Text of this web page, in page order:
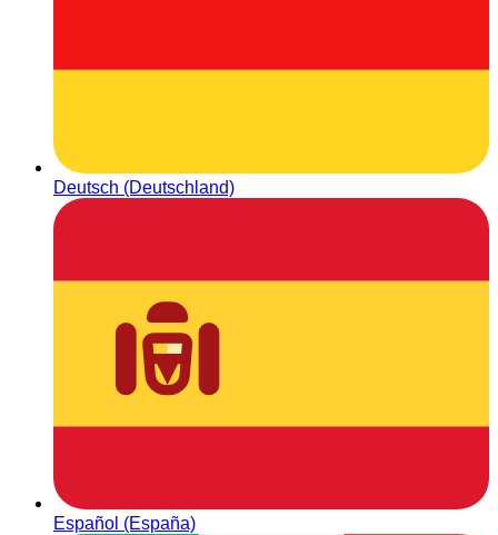
Deutsch (Deutschland)
Español (España)